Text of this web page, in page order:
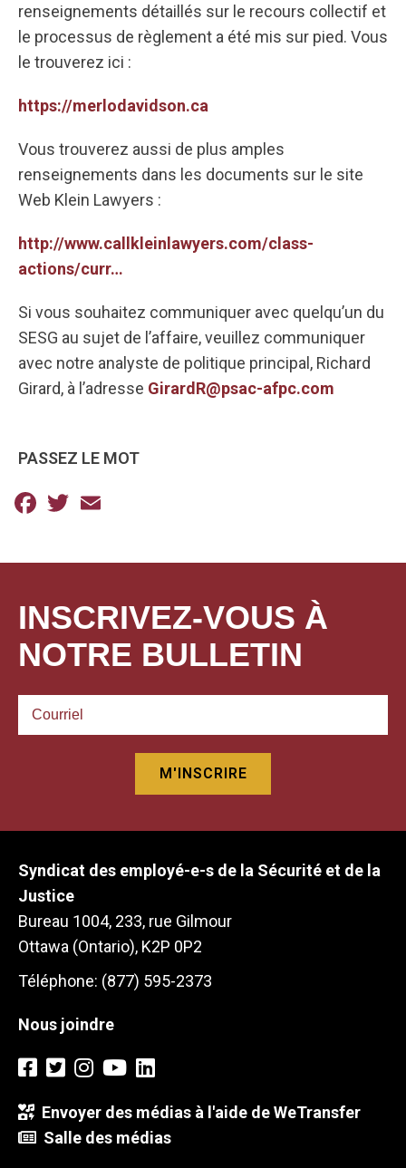
renseignements détaillés sur le recours collectif et
le processus de règlement a été mis sur pied. Vous
le trouverez ici :
https://merlodavidson.ca
Vous trouverez aussi de plus amples
renseignements dans les documents sur le site
Web Klein Lawyers :
http://www.callkleinlawyers.com/class-
actions/curr…
Si vous souhaitez communiquer avec quelqu’un du
SESG au sujet de l’affaire, veuillez communiquer
avec notre analyste de politique principal, Richard
Girard, à l’adresse GirardR@psac-afpc.com
PASSEZ LE MOT
Facebook
Twitter
INSCRIVEZ-VOUS À
NOTRE BULLETIN
Syndicat des employé-e-s de la Sécurité et de la
Justice
Bureau 1004, 233, rue Gilmour
Ottawa (Ontario), K2P 0P2
Téléphone: (877) 595-2373
Nous joindre
Envoyer des médias à l'aide de WeTransfer
Salle des médias